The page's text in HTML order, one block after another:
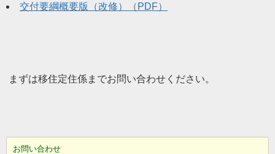
交付要綱概要版（改修）（PDF）
まずは移住定住係までお問い合わせください。
お問い合わせ